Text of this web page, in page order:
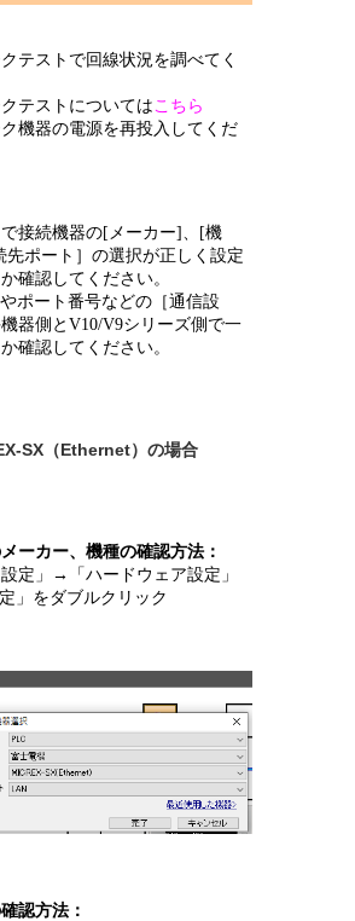
テストで回線状況を調べてく
テストについてはこちら
機器の電源を再投入してくだ
接続機器の[メーカー]、[機
先ポート］の選択が正しく設定
確認してください。
ポート番号などの［通信設
器側とV10/V9シリーズ側で一
確認してください。
SX（Ethernet）の場合
ーカー、機種の確認方法：
設定」→「ハードウェア設定」
」をダブルクリック
認方法：